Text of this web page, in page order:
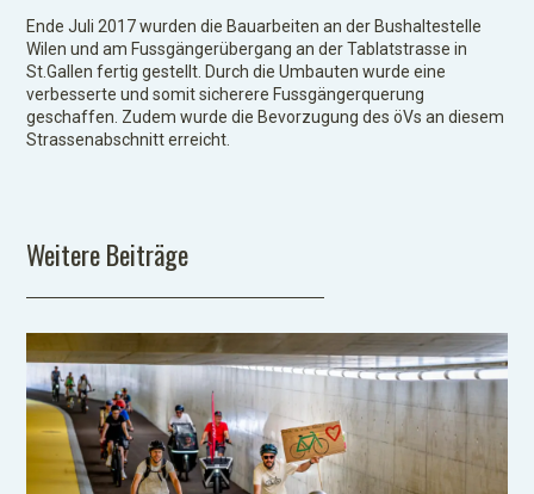
Ende Juli 2017 wurden die Bauarbeiten an der Bushaltestelle
Wilen und am Fussgängerübergang an der Tablatstrasse in
St.Gallen fertig gestellt. Durch die Umbauten wurde eine
verbesserte und somit sicherere Fussgängerquerung
geschaffen. Zudem wurde die Bevorzugung des öVs an diesem
Strassenabschnitt erreicht.
Weitere Beiträge